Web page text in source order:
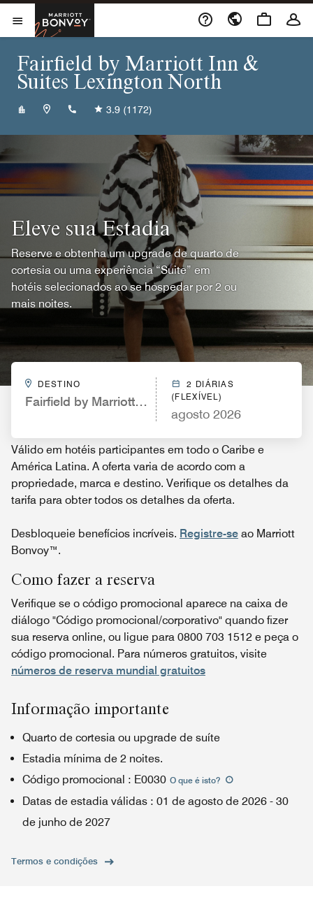
Skip to Content
Abrir menu
Marriott Bonvoy
Fairfield by Marriott Inn &
Suites Lexington North
+18599775870
3.9 (1172)
Eleve sua Estadia
Reserve e obtenha um upgrade de quarto de
cortesia ou uma experiência “Suite” em
hotéis selecionados ao se hospedar por 2 ou
mais noites.
DESTINO
Fairfield by Marriott Inn & Suites Lexington North
2 DIÁRIAS
(FLEXÍVEL)
agosto 2026
Válido em hotéis participantes em todo o Caribe e
América Latina. A oferta varia de acordo com a
propriedade, marca e destino. Verifique os detalhes da
tarifa para obter todos os detalhes da oferta.
Desbloqueie benefícios incríveis. Registre-se ao Marriott
Bonvoy™.
Como fazer a reserva
Verifique se o código promocional aparece na caixa de
diálogo "Código promocional/corporativo" quando fizer
sua reserva online, ou ligue para 0800 703 1512 e peça o
código promocional. Para números gratuitos, visite
números de reserva mundial gratuitos
Informação importante
Quarto de cortesia ou upgrade de suíte
Estadia mínima de 2 noites.
Código promocional : E0030 O que é isto?
Datas de estadia válidas : 01 de agosto de 2026 - 30
de junho de 2027
Termos e condições